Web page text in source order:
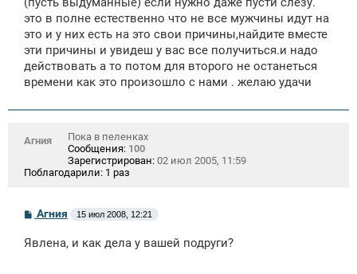
это в полне естественно что не все мужчины идут на
это и у них есть на это свои причины,найдите вместе
эти причины и увидеш у вас все получиться.и надо
действовать а то потом для второго не останеться
времени как это произошло с нами . желаю удачи
Агния
Пока в пеленках
Сообщения: 100
Зарегистрирован: 02 июл 2005, 11:59
Поблагодарили: 1 раз
С
б
Агния 15 июл 2008, 12:21
Явлена, и как дела у вашей подруги?